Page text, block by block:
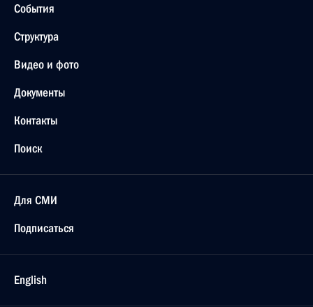
События
Структура
Видео и фото
Документы
Контакты
Поиск
Для СМИ
Подписаться
English